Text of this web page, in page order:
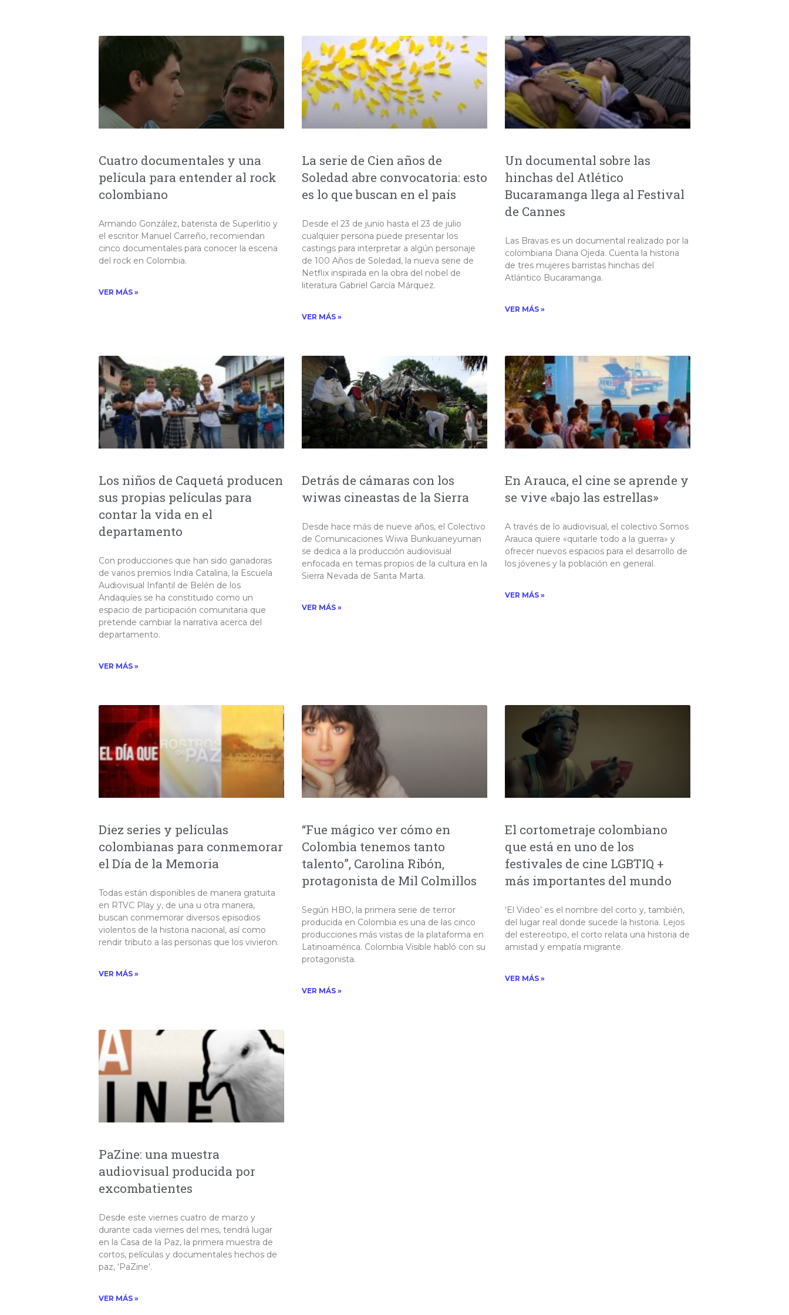
Cuatro documentales y una
película para entender al rock
colombiano
Armando González, baterista de Superlitio y
el escritor Manuel Carreño, recomiendan
cinco documentales para conocer la escena
del rock en Colombia.
VER MÁS »
La serie de Cien años de
Soledad abre convocatoria: esto
es lo que buscan en el país
Desde el 23 de junio hasta el 23 de julio
cualquier persona puede presentar los
castings para interpretar a algún personaje
de 100 Años de Soledad, la nueva serie de
Netflix inspirada en la obra del nobel de
literatura Gabriel García Márquez.
VER MÁS »
Un documental sobre las
hinchas del Atlético
Bucaramanga llega al Festival
de Cannes
Las Bravas es un documental realizado por la
colombiana Diana Ojeda. Cuenta la historia
de tres mujeres barristas hinchas del
Atlántico Bucaramanga.
VER MÁS »
Los niños de Caquetá producen
sus propias películas para
contar la vida en el
departamento
Con producciones que han sido ganadoras
de varios premios India Catalina, la Escuela
Audiovisual Infantil de Belén de los
Andaquíes se ha constituido como un
espacio de participación comunitaria que
pretende cambiar la narrativa acerca del
departamento​.
VER MÁS »
Detrás de cámaras con los
wiwas cineastas de la Sierra
Desde hace más de nueve años, el Colectivo
de Comunicaciones Wiwa Bunkuaneyuman
se dedica a la producción audiovisual
enfocada en temas propios de la cultura en la
Sierra Nevada de Santa Marta.
VER MÁS »
En Arauca, el cine se aprende y
se vive «bajo las estrellas»
A través de lo audiovisual, el colectivo Somos
Arauca quiere «quitarle todo a la guerra» y
ofrecer nuevos espacios para el desarrollo de
los jóvenes y la población en general. ​
VER MÁS »
Diez series y películas
colombianas para conmemorar
el Día de la Memoria
Todas están disponibles de manera gratuita
en RTVC Play y, de una u otra manera,
buscan conmemorar diversos episodios
violentos de la historia nacional, así como
rendir tributo a las personas que los vivieron. ​
VER MÁS »
“Fue mágico ver cómo en
Colombia tenemos tanto
talento”, Carolina Ribón,
protagonista de Mil Colmillos
Según HBO, la primera serie de terror
producida en Colombia es una de las cinco
producciones más vistas de la plataforma en
Latinoamérica. Colombia Visible habló con su
protagonista.
VER MÁS »
El cortometraje colombiano
que está en uno de los
festivales de cine LGBTIQ +
más importantes del mundo
‘El Video’ es el nombre del corto y, también,
del lugar real donde sucede la historia. Lejos
del estereotipo, el corto relata una historia de
amistad y empatía migrante.
VER MÁS »
PaZine: una muestra
audiovisual producida por
excombatientes
Desde este viernes cuatro de marzo y
durante cada viernes del mes, tendrá lugar
en la Casa de la Paz, la primera muestra de
cortos, películas y documentales hechos de
paz, ‘PaZine’.
VER MÁS »